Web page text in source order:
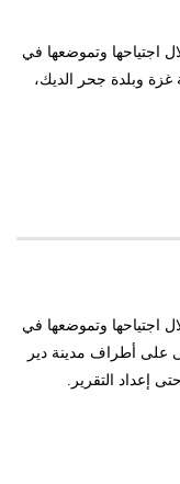
الإحتلال اجتياحها وتموضعها في
وبلدة جحر الديك،
الإحتلال اجتياحها وتموضعها في
على أطراف مدينة دير
إعداد التقرير.